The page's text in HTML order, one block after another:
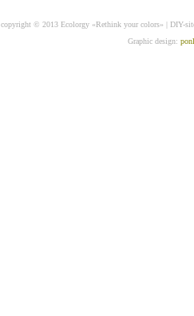
copyright © 2013 Ecolorgy «Rethink your colors» | DIY-
Graphic design: